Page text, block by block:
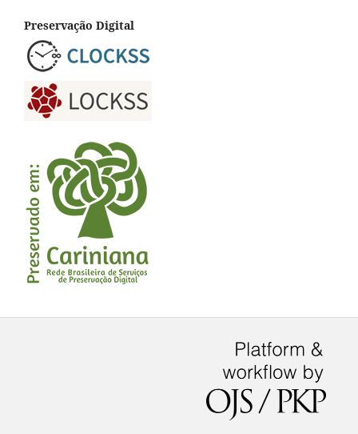
Preservação Digital